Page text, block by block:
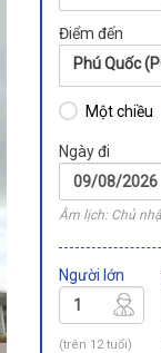
Điểm đến
Phú Quốc
Một chiều
Ngày đi
Âm lịch: Chủ
Người lớn
(trên 12 tuổi)